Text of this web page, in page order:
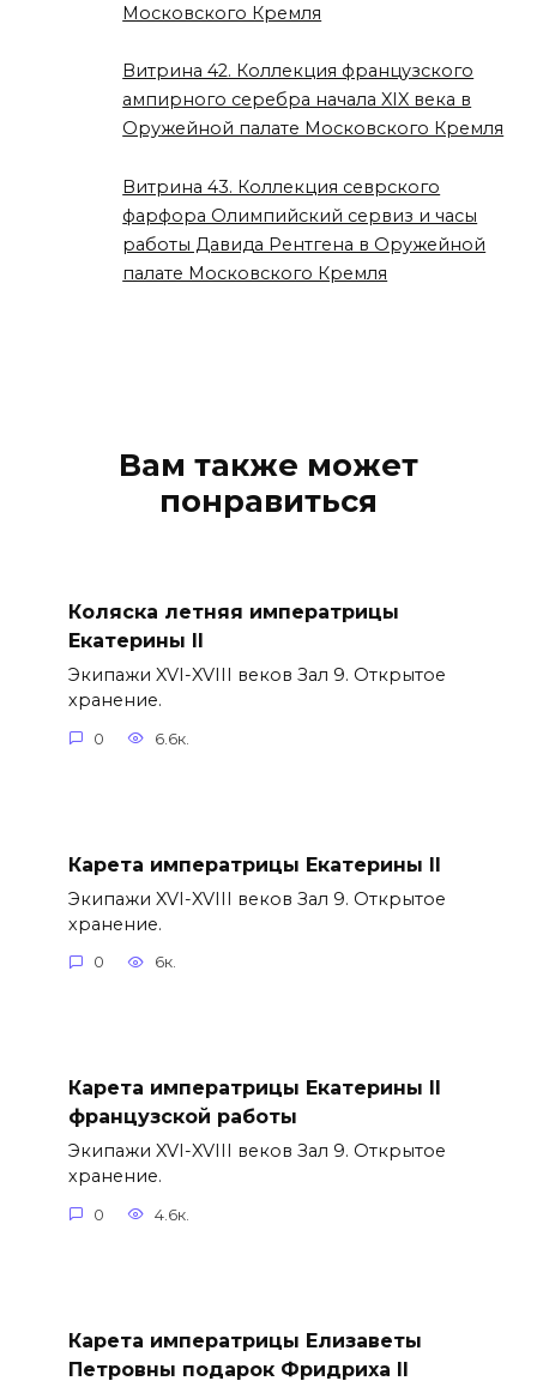
Московского Кремля
Витрина 42. Коллекция французского
ампирного серебра начала XIX века в
Оружейной палате Московского Кремля
Витрина 43. Коллекция севрского
фарфора Олимпийский сервиз и часы
работы Давида Рентгена в Оружейной
палате Московского Кремля
Вам также может
понравиться
Коляска летняя императрицы
Екатерины II
Экипажи XVI-XVIII веков Зал 9. Открытое
хранение.
0 6.6к.
Карета императрицы Екатерины II
Экипажи XVI-XVIII веков Зал 9. Открытое
хранение.
0 6к.
Карета императрицы Екатерины II
французской работы
Экипажи XVI-XVIII веков Зал 9. Открытое
хранение.
0 4.6к.
Карета императрицы Елизаветы
Петровны подарок Фридриха II